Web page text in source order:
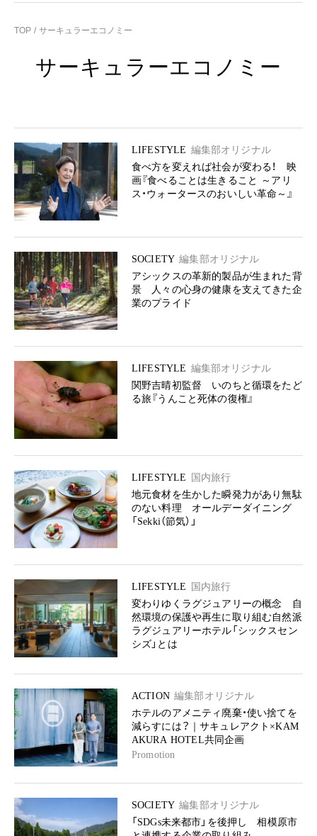
TOP サーキュラーエコノミー
サーキュラーエコノミー
LIFESTYLE 編集部オリジナル
食べ方を変えれば社会が変わる！ 映
画『食べることは生きること ～アリ
ス・ウォータースのおいしい革命～』
SOCIETY 編集部オリジナル
アシックスの革新的製品が生まれた背
景 人々の心身の健康を支えてきた企
業のプライド
LIFESTYLE 編集部オリジナル
関野吉晴初監督 いのちと循環をたど
る旅『うんこと死体の復権』
LIFESTYLE
国内旅行
地元食材を生かした瞬発力があり無駄
のない料理 オールデーダイニング
「Sekki（節気）」
LIFESTYLE
国内旅行
変わりゆくラグジュアリーの概念 自
然環境の保護や再生に取り組む自然派
ラグジュアリーホテル「シックスセン
シズ」とは
ACTION 編集部オリジナル
ホテルのアメニティ廃棄・使い捨てを
減らすには？｜サキュレアクト×KAM
AKURA HOTEL共同企画
Promotion
SOCIETY 編集部オリジナル
「SDGs未来都市」を後押し 相模原市